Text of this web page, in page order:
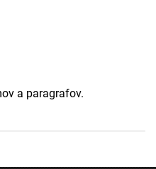
a paragrafov.